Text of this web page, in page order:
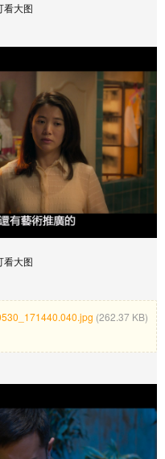
看大图
看大图
(262.37 KB)